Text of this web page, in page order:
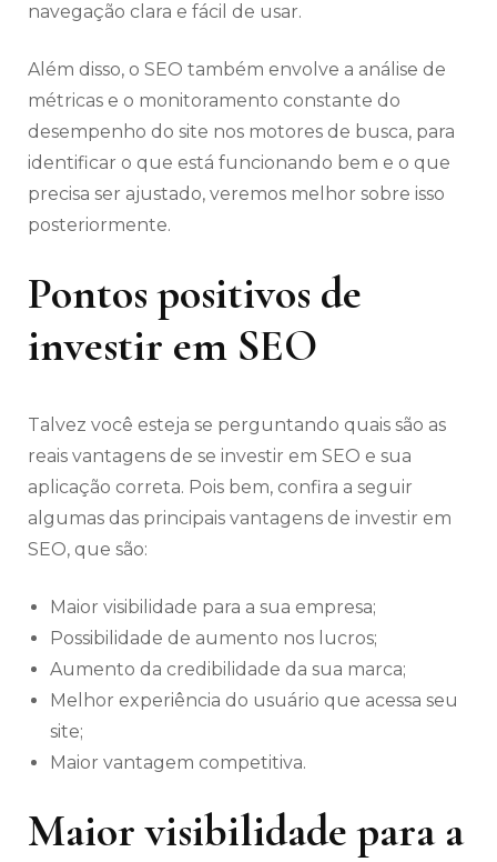
navegação clara e fácil de usar.
Além disso, o SEO também envolve a análise de
métricas e o monitoramento constante do
desempenho do site nos motores de busca, para
identificar o que está funcionando bem e o que
precisa ser ajustado, veremos melhor sobre isso
posteriormente.
Pontos positivos de
investir em SEO
Talvez você esteja se perguntando quais são as
reais vantagens de se investir em SEO e sua
aplicação correta. Pois bem, confira a seguir
algumas das principais vantagens de investir em
SEO, que são:
Maior visibilidade para a sua empresa;
Possibilidade de aumento nos lucros;
Aumento da credibilidade da sua marca;
Melhor experiência do usuário que acessa seu
site;
Maior vantagem competitiva.
Maior visibilidade para a